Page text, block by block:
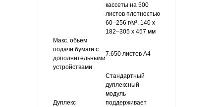
кассеты на 500
листов плотностью
60–256 г/м², 140 x
182–305 x 457 мм
Макс. обьем
подачи бумаги с
дополнительными
устройствами
7.650 листов A4
Дуплекс
Стандартный
дуплексный
модуль
поддерживает